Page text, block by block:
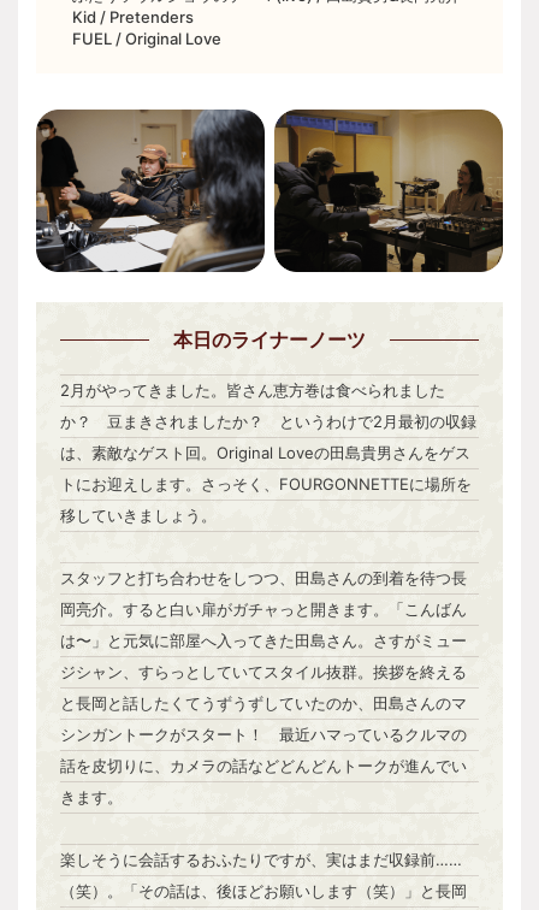
Kid / Pretenders
FUEL / Original Love
本日のライナーノーツ
2月がやってきました。皆さん恵方巻は食べられました
か？ 豆まきされましたか？ というわけで2月最初の収録
は、素敵なゲスト回。Original Loveの田島貴男さんをゲス
トにお迎えします。さっそく、FOURGONNETTEに場所を
移していきましょう。
スタッフと打ち合わせをしつつ、田島さんの到着を待つ長
岡亮介。すると白い扉がガチャっと開きます。「こんばん
は〜」と元気に部屋へ入ってきた田島さん。さすがミュー
ジシャン、すらっとしていてスタイル抜群。挨拶を終える
と長岡と話したくてうずうずしていたのか、田島さんのマ
シンガントークがスタート！ 最近ハマっているクルマの
話を皮切りに、カメラの話などどんどんトークが進んでい
きます。
楽しそうに会話するおふたりですが、実はまだ収録前……
（笑）。「その話は、後ほどお願いします（笑）」と長岡